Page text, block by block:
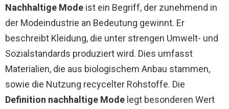
Nachhaltige Mode ist ein Begriff, der zunehmend in
der Modeindustrie an Bedeutung gewinnt. Er
beschreibt Kleidung, die unter strengen Umwelt- und
Sozialstandards produziert wird. Dies umfasst
Materialien, die aus biologischem Anbau stammen,
sowie die Nutzung recycelter Rohstoffe. Die
Definition nachhaltige Mode legt besonderen Wert